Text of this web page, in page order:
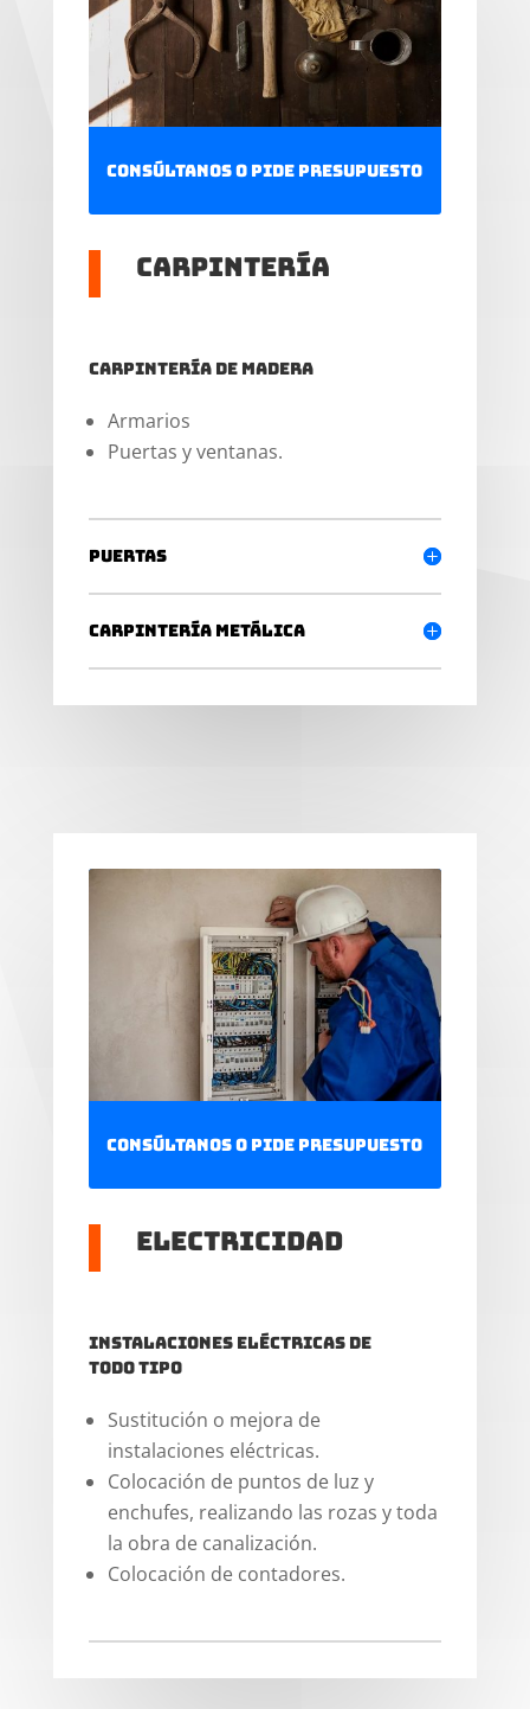
Consúltanos o pide presupuesto
Carpintería
Carpintería de madera
Armarios
Puertas y ventanas.
Puertas
Carpintería metálica
Consúltanos o pide presupuesto
Electricidad
Instalaciones eléctricas de
todo tipo
Sustitución o mejora de
instalaciones eléctricas.
Colocación de puntos de luz y
enchufes, realizando las rozas y toda
la obra de canalización.
Colocación de contadores.